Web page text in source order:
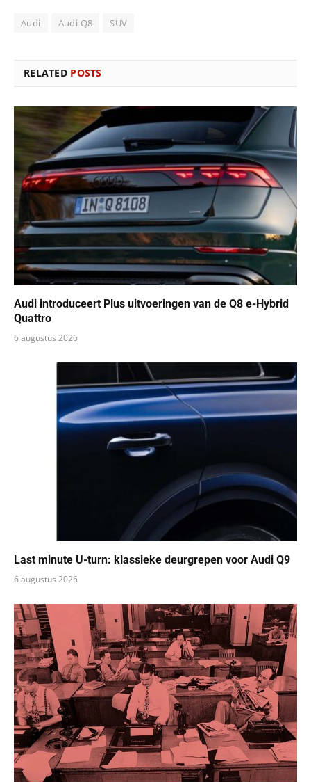
Audi Audi Q8 SUV
RELATED POSTS
Audi introduceert Plus uitvoeringen van de Q8 e-Hybrid
Quattro
6 augustus 2026
Last minute U-turn: klassieke deurgrepen voor Audi Q9
6 augustus 2026